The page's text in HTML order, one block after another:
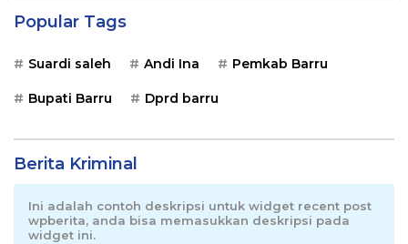
Popular Tags
Suardi saleh Andi Ina Pemkab Barru
Bupati Barru Dprd barru
Berita Kriminal
Ini adalah contoh deskripsi untuk widget recent post
wpberita, anda bisa memasukkan deskripsi pada
widget ini.